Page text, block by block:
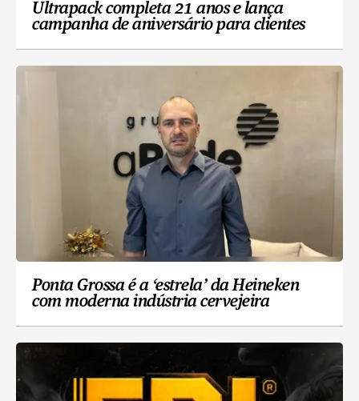
Ultrapack completa 21 anos e lança
campanha de aniversário para clientes
Ponta Grossa é a ‘estrela’ da Heineken
com moderna indústria cervejeira